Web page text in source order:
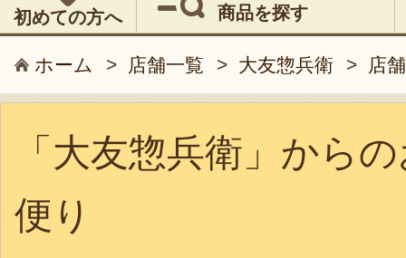
初めての方へ 商品を探す
ホーム > 店舗一覧 > 大友惣兵衛 > 店
「大友惣兵衛」から
便り